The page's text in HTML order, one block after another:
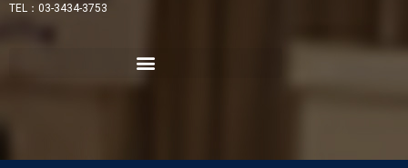
TEL：03-3434-3753